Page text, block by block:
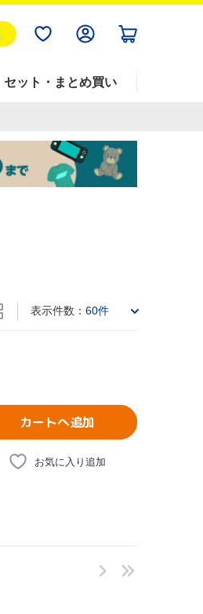
セット・まとめ買い
表示件数： 60件
カートへ追加
お気に入り追加